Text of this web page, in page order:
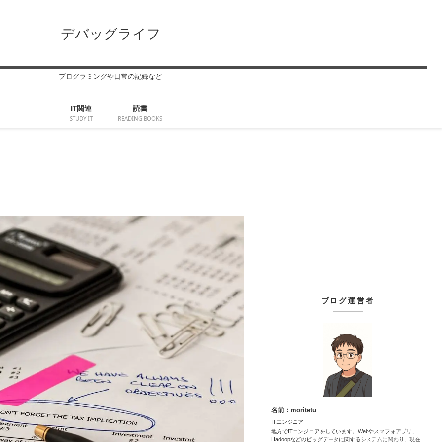
デバッグライフ
プログラミングや日常の記録など
IT関連
STUDY IT
読書
READING BOOKS
ブログ運営者
名前：moritetu
ITエンジニア
地方でITエンジニアをしています。Webやスマフォアプリ、
Hadoopなどのビッグデータに関するシステムに関わり、現在